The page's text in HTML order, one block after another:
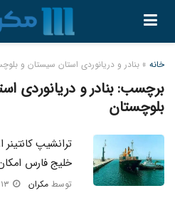
خانه » بنادر و دریانوردی استان سیستان و
برچسب:بنادر و دریانوردی
بلوچستان
ترانشیپ کانتینر
خلیج فارس
توسط مکران